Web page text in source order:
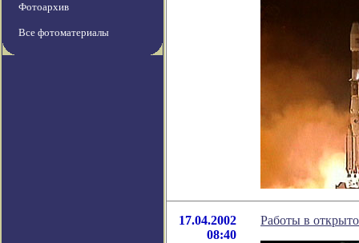
Фотоархив
Все фотоматериалы
17.04.2002
08:40
Работы в